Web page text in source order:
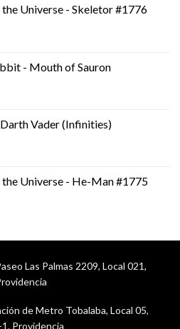
Universe - Skeletor #1776
- Mouth of Sauron
Vader (Infinities)
Universe - He-Man #1775
Las Palmas 2209, Local 021,
de Metro Tobalaba, Local 05,
1, Providencia